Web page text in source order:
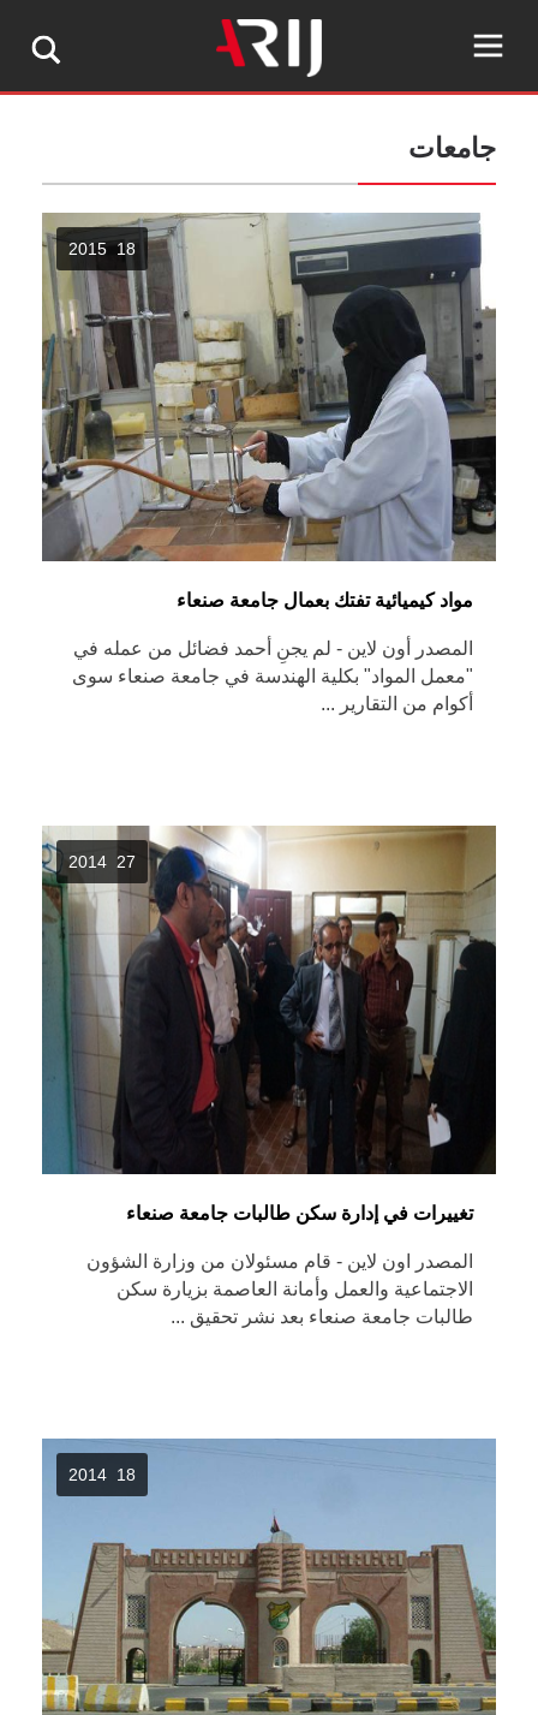
جامعات
18 2015
مواد كيميائية تفتك بعمال جامعة صنعاء
المصدر أون لاين - لم يجنِ أحمد فضائل من عمله في
"معمل المواد" بكلية الهندسة في جامعة صنعاء سوى
أكوام من التقارير ...
27 2014
تغييرات في إدارة سكن طالبات جامعة صنعاء
المصدر اون لاين - قام مسئولان من وزارة الشؤون
الاجتماعية والعمل وأمانة العاصمة بزيارة سكن
طالبات جامعة صنعاء بعد نشر تحقيق ...
18 2014